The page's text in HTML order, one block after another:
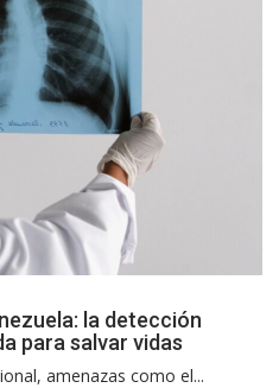
la detección
para salvar vidas
amenazas como el...